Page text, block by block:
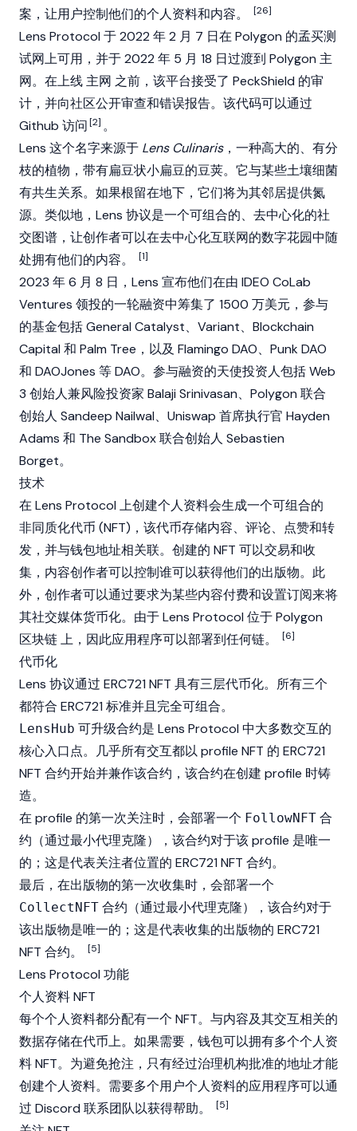
案，让用户控制他们的个人资料和内容。
[26]
Lens Protocol 于 2022 年 2 月 7 日在 Polygon 的孟买测
试网上可用，并于 2022 年 5 月 18 日过渡到 Polygon 主
网。在上线 主网 之前，该平台接受了 PeckShield 的审
计，并向社区公开审查和错误报告。该代码可以通过
Github 访问[2] 。
Lens 这个名字来源于 Lens Culinaris，一种高大的、有分
枝的植物，带有扁豆状小扁豆的豆荚。它与某些土壤细菌
有共生关系。如果根留在地下，它们将为其邻居提供氮
源。类似地，Lens 协议是一个可组合的、去中心化的社
交图谱，让创作者可以在去中心化互联网的数字花园中随
处拥有他们的内容。
[1]
2023 年 6 月 8 日，Lens 宣布他们在由 IDEO CoLab
Ventures 领投的一轮融资中筹集了 1500 万美元，参与
的基金包括 General Catalyst、Variant、Blockchain
Capital 和 Palm Tree，以及 Flamingo DAO、Punk DAO
和 DAOJones 等 DAO。参与融资的天使投资人包括Web
3 创始人兼风险投资家 Balaji Srinivasan、 Polygon 联合
创始人 Sandeep Nailwal、 Uniswap 首席执行官 Hayden
Adams 和 The Sandbox联合创始人 Sebastien
Borget。
技术
在 Lens Protocol 上创建个人资料会生成一个可组合的
非同质化代币 (NFT)，该代币存储内容、评论、点赞和转
发，并与钱包地址相关联。创建的 NFT 可以交易和收
集，内容创作者可以控制谁可以获得他们的出版物。此
外，创作者可以通过要求为某些内容付费和设置订阅来将
其社交媒体货币化。由于 Lens Protocol 位于Polygon
区块链上，因此应用程序可以部署到任何链。 [6]
代币化
Lens 协议通过 ERC721 NFT 具有三层代币化。所有三个
都符合 ERC721 标准并且完全可组合。
LensHub 可升级合约是 Lens Protocol 中大多数交互的
核心入口点。几乎所有交互都以 profile NFT 的 ERC721
NFT 合约开始并兼作该合约，该合约在创建 profile 时铸
造。
在 profile 的第一次关注时，会部署一个 FollowNFT 合
约（通过最小代理克隆），该合约对于该 profile 是唯一
的；这是代表关注者位置的 ERC721 NFT 合约。
最后，在出版物的第一次收集时，会部署一个
CollectNFT 合约（通过最小代理克隆），该合约对于
该出版物是唯一的；这是代表收集的出版物的 ERC721
NFT 合约。
[5]
Lens Protocol 功能
个人资料 NFT
每个个人资料都分配有一个 NFT。与内容及其交互相关的
数据存储在代币上。如果需要，钱包可以拥有多个个人资
料 NFT。为避免抢注，只有经过治理机构批准的地址才能
创建个人资料。需要多个用户个人资料的应用程序可以通
过 Discord 联系团队以获得帮助。
[5]